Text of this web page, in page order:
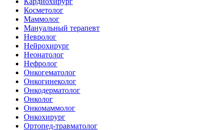
Косметолог
Маммолог
Мануальный терапевт
Невролог
Нейрохирург
Неонатолог
Нефролог
Онкогематолог
Онкогинеколог
Онкодерматолог
Онколог
Онкомаммолог
Онкохирург
Ортопед-травматолог